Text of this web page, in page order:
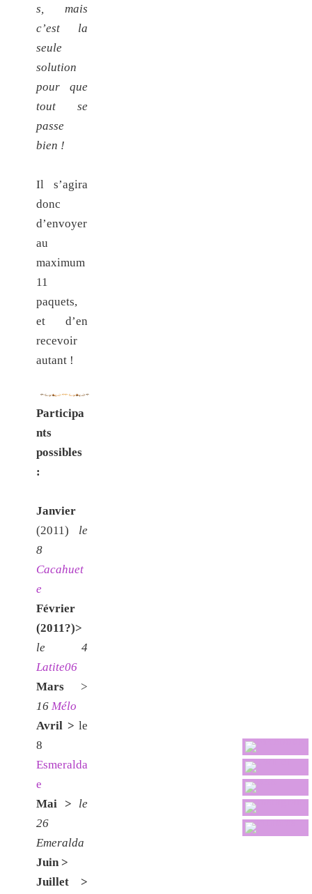
s, mais
c’est la
seule
solution
pour que
tout se
passe
bien !
Il s’agira
donc
d’envoyer
au
maximum
11
paquets,
et d’en
recevoir
autant !
Participa
nts
possibles
:
Janvier
(2011) le
8
Cacahuet
e
Février
(2011?)>
le 4
Latite06
Mars >
16 Mélo
Avril > le
8
Esmeralda
e
Mai >
le
26
Emeralda
Juin >
Juillet >